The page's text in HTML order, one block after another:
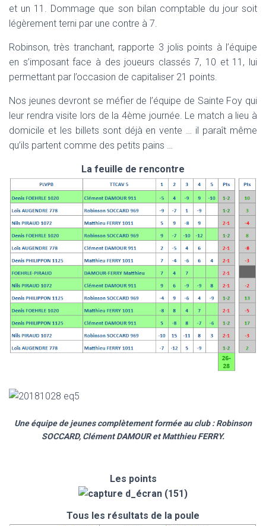
et un 11. Dommage que son bilan comptable du jour soit
légèrement terni par une contre à 7.
Robinson, très tranchant, rapporte 3 jolis points à l’équipe
en s’imposant face à des joueurs classés 7, 10 et 11, lui
permettant par l’occasion de capitaliser 21 points.
Nos jeunes devront se méfier de l’équipe de Sainte Foy qui
leur rendra visite lors de la 4ème journée. Le match a lieu à
domicile et les billets sont déjà en vente … il paraît même
qu’ils partent comme des petits pains …
La feuille de rencontre
Une équipe de jeunes complètement formée au club : Robinson
SOCCARD, Clément DAMOUR et Matthieu FERRY.
Les points
Tous les résultats de la poule